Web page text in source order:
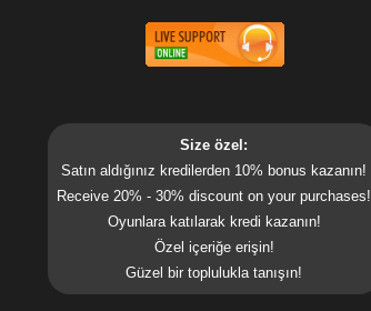
Size özel:
Satın aldığınız kredilerden 10% bonus kazanın!
Receive 20% - 30% discount on your purchases!
Oyunlara katılarak kredi kazanın!
Özel içeriğe erişin!
Güzel bir toplulukla tanışın!